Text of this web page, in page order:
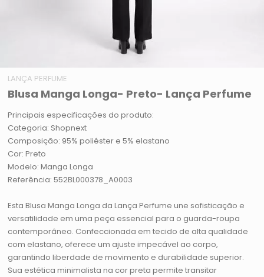
LANÇA PERFUME
Blusa Manga Longa- Preto- Lança Perfume
Principais especificações do produto:
Categoria: Shopnext
Composição: 95% poliéster e 5% elastano
Cor: Preto
Modelo: Manga Longa
Referência: 552BL000378_A0003
Esta Blusa Manga Longa da Lança Perfume une sofisticação e
versatilidade em uma peça essencial para o guarda-roupa
contemporâneo. Confeccionada em tecido de alta qualidade
com elastano, oferece um ajuste impecável ao corpo,
garantindo liberdade de movimento e durabilidade superior.
Sua estética minimalista na cor preta permite transitar